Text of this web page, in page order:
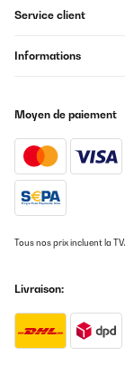
Traduire
Sehr Gut.
Amazon-Benutzer
too slow to
Amazon-Benutzer
Traduire
Service client
Informations
Moyen de paiement
Tous nos prix incluent la
Livraison: